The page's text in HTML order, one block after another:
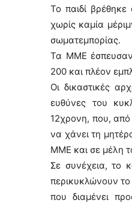
Το παιδί βρέθηκε
χωρίς καμία
σωματεμπορίας.
Τα ΜΜΕ έσπευσαν
200 και πλέον
Οι δικαστικές
ευθύνες του
12χρονη, που, από
να χάνει τη
ΜΜΕ και σε μέλη
Σε συνέχεια, το
περικυκλώνουν το
που διαμένει